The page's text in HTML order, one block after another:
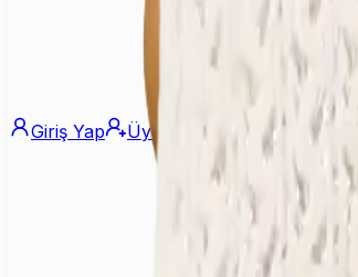
Giriş Yap Üye Ol